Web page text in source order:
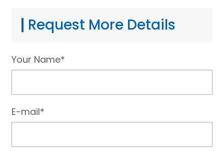
Request More Details
Your Name*
E-mail*